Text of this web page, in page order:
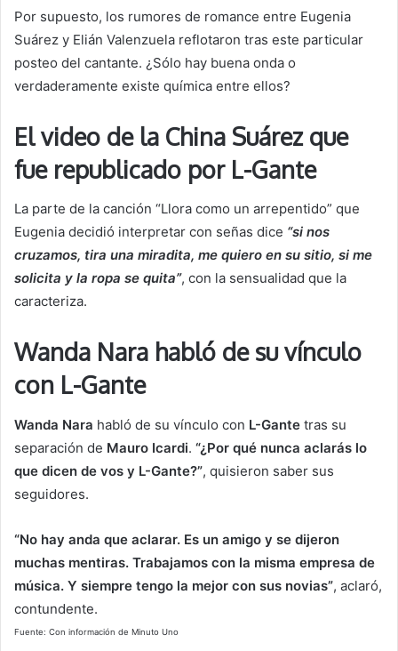
Por supuesto, los rumores de romance entre Eugenia
Suárez y Elián Valenzuela reflotaron tras este particular
posteo del cantante. ¿Sólo hay buena onda o
verdaderamente existe química entre ellos?
El video de la China Suárez que
fue republicado por L-Gante
La parte de la canción “Llora como un arrepentido” que
Eugenia decidió interpretar con señas dice “si nos
cruzamos, tira una miradita, me quiero en su sitio, si me
solicita y la ropa se quita”, con la sensualidad que la
caracteriza.
Wanda Nara habló de su vínculo
con L-Gante
Wanda Nara habló de su vínculo con L-Gante tras su
separación de Mauro Icardi. “¿Por qué nunca aclarás lo
que dicen de vos y L-Gante?”, quisieron saber sus
seguidores.
“No hay anda que aclarar. Es un amigo y se dijeron
muchas mentiras. Trabajamos con la misma empresa de
música. Y siempre tengo la mejor con sus novias”, aclaró,
contundente.
Fuente: Con información de Minuto Uno